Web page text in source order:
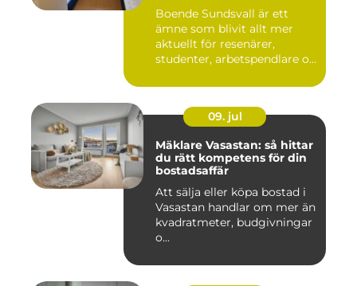
Boende Sundsvall är ett
ämne som blivit allt mer
aktuellt för resenärer,
studenter, arbetspendlare o...
09. jul
Mäklare Vasastan: så hittar
du rätt kompetens för din
bostadsaffär
Att sälja eller köpa bostad i
Vasastan handlar om mer än
kvadratmeter, budgivningar
o...